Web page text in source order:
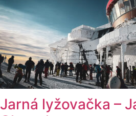
Jarná lyžovačka –